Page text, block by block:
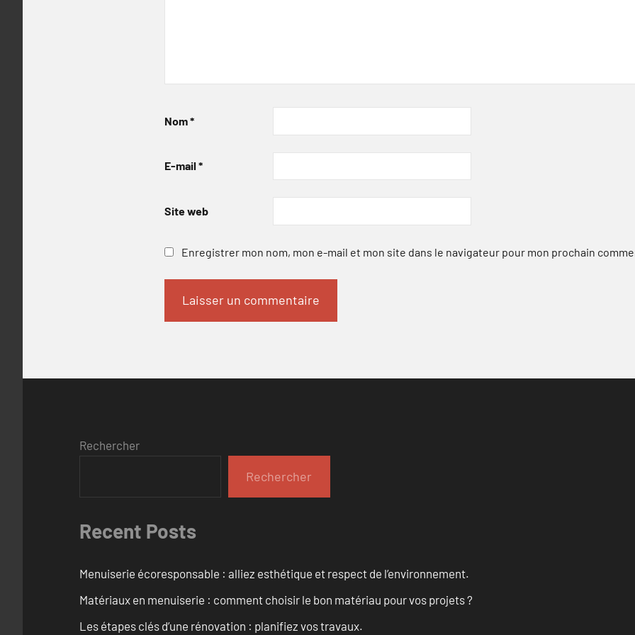
Nom*
E-mail *
Site web
Enregistrer mon nom, mon e-mail et mon site dans le navigateur pour mon prochain
Rechercher
Rechercher
Recent Posts
Menuiserie écoresponsable : alliez esthétique et respect de l’environnement.
Matériaux en menuiserie : comment choisir le bon matériau pour vos projets ?
Les étapes clés d’une rénovation : planifiez vos travaux.